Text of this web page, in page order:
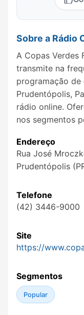
Sobre a Rádio
A Copas Verdes
transmite na
programação
Prudentópolis,
rádio online.
nos segmentos
Endereço
Rua José
Prudentópolis
Telefone
(42) 3446-9000
Site
https://
Segmentos
Popular